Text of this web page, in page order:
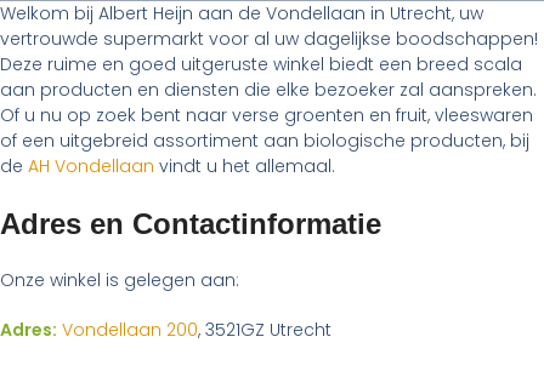
Welkom bij Albert Heijn aan de Vondellaan in Utrecht, uw
vertrouwde supermarkt voor al uw dagelijkse boodschappen!
Deze ruime en goed uitgeruste winkel biedt een breed scala
aan producten en diensten die elke bezoeker zal aanspreken.
Of u nu op zoek bent naar verse groenten en fruit, vleeswaren
of een uitgebreid assortiment aan biologische producten, bij
de AH Vondellaan vindt u het allemaal.
Adres en Contactinformatie
Onze winkel is gelegen aan:
Adres: Vondellaan 200, 3521GZ Utrecht